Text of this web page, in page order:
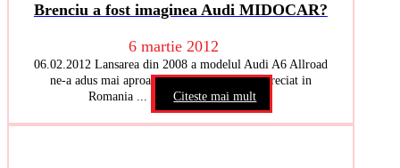
Brenciu a fost imaginea Audi MIDOCAR?
6 martie 2012
06.02.2012 Lansarea din 2008 a modelul Audi A6 Allroad
ne-a adus mai aproape de un artist foarte apreciat in
Romania ...
Citeste mai mult